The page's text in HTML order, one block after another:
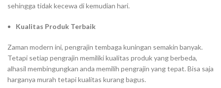
sehingga tidak kecewa di kemudian hari.
Kualitas Produk Terbaik
Zaman modern ini, pengrajin tembaga kuningan semakin banyak.
Tetapi setiap pengrajin memiliki kualitas produk yang berbeda,
alhasil membingungkan anda memilih pengrajin yang tepat. Bisa saja
harganya murah tetapi kualitas kurang bagus.